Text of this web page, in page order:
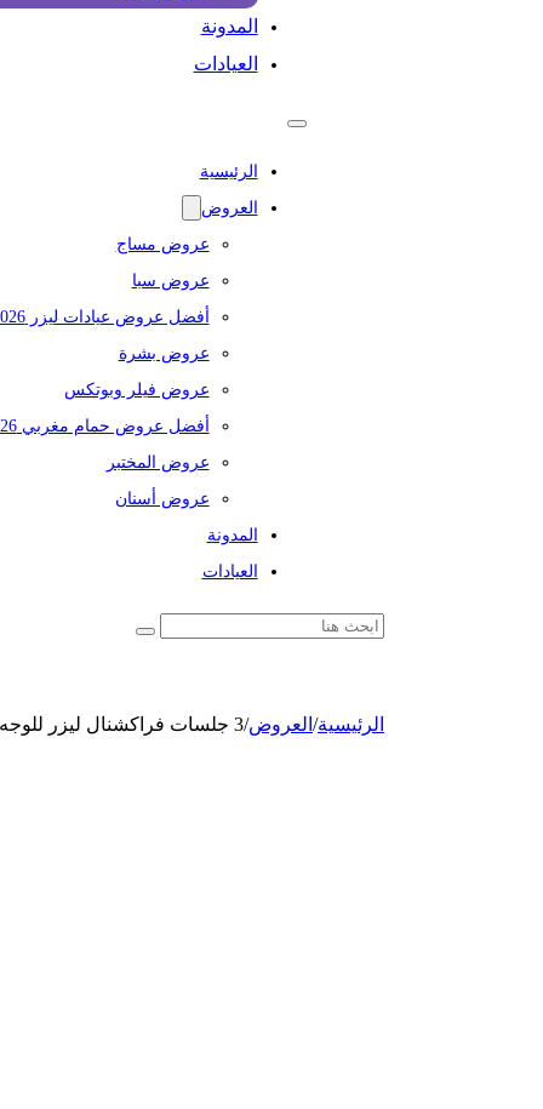
المدونة
العيادات
الرئيسية
العروض
عروض مساج
عروض سبا
أفضل عروض عيادات ليزر 2026
عروض بشرة
عروض فيلر وبوتكس
أفضل عروض حمام مغربي 2026
عروض المختبر
عروض أسنان
المدونة
العيادات
الرئيسية/ العروض/3 جلسات فراكشنال ليزر للوجه لإزالة آثار حب الشباب والندب